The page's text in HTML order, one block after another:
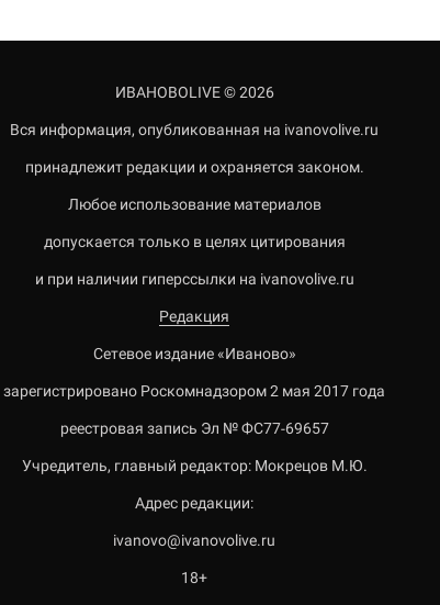
ИВАНОВОLIVE © 2026
Вся информация, опубликованная на ivanovolive.ru
принадлежит редакции и охраняется законом.
Любое использование материалов
допускается только в целях цитирования
и при наличии гиперссылки на ivanovolive.ru
Редакция
Сетевое издание «Иваново»
зарегистрировано Роскомнадзором 2 мая 2017 года
реестровая запись Эл № ФС77-69657
Учредитель, главный редактор: Мокрецов М.Ю.
Адрес редакции:
ivanovo@ivanovolive.ru
18+